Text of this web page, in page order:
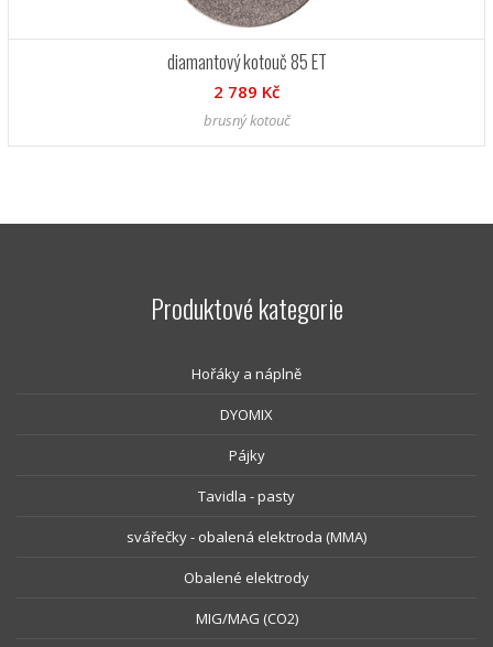
diamantový kotouč 85 ET
2 789 Kč
brusný kotouč
Produktové kategorie
Hořáky a náplně
DYOMIX
Pájky
Tavidla - pasty
svářečky - obalená elektroda (MMA)
Obalené elektrody
MIG/MAG (CO2)